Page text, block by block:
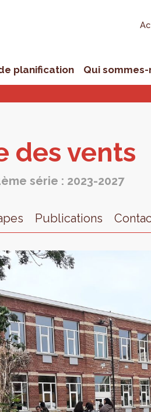
planification Qui sommes-
des vents
série : 2023-2027
Publications